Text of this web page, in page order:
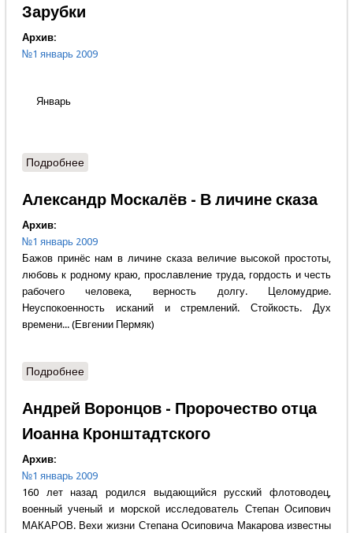
Зарубки
Архив:
№1 январь 2009
Январь
Подробнеео Зарубки
Александр Москалёв - В личине сказа
Архив:
№1 январь 2009
Бажов принёс нам в личине сказа величие высокой простоты,
любовь к родному краю, прославление труда, гордость и честь
рабочего человека, верность долгу. Целомудрие.
Неуспокоенность исканий и стремлений. Стойкость. Дух
времени... (Евгении Пермяк)
Подробнеео Александр Москалёв - В личине сказа
Андрей Воронцов - Пророчество отца
Иоанна Кронштадтского
Архив:
№1 январь 2009
160 лет назад родился выдающийся русский флотоводец,
военный ученый и морской исследователь Степан Осипович
МАКАРОВ. Вехи жизни Степана Осиповича Макарова известны